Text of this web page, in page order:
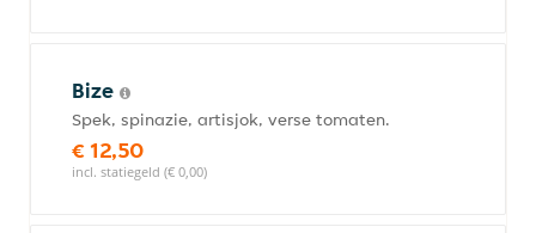
Bize
Spek, spinazie, artisjok, verse tomaten.
€ 12,50
incl. statiegeld (€ 0,00)